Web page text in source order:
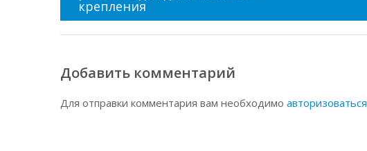
крепления
Добавить комментарий
Для отправки комментария вам необходимо авторизоваться